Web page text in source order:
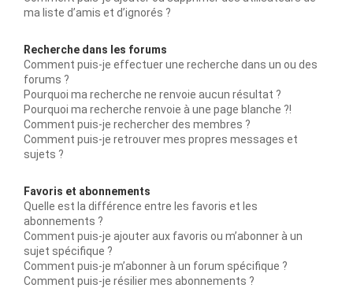
ma liste d’amis et d’ignorés ?
Recherche dans les forums
Comment puis-je effectuer une recherche dans un ou des
forums ?
Pourquoi ma recherche ne renvoie aucun résultat ?
Pourquoi ma recherche renvoie à une page blanche ?!
Comment puis-je rechercher des membres ?
Comment puis-je retrouver mes propres messages et
sujets ?
Favoris et abonnements
Quelle est la différence entre les favoris et les
abonnements ?
Comment puis-je ajouter aux favoris ou m’abonner à un
sujet spécifique ?
Comment puis-je m’abonner à un forum spécifique ?
Comment puis-je résilier mes abonnements ?